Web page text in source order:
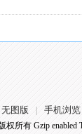
无图版 手机浏览
权所有 Gzip enabled